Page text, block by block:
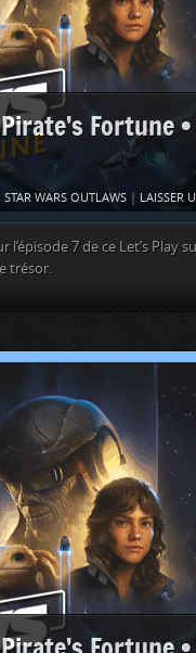
Pirate’s Fortune
STAR WARS OUTLAWS | LAISSER
7 de ce Let’s Play
trésor.